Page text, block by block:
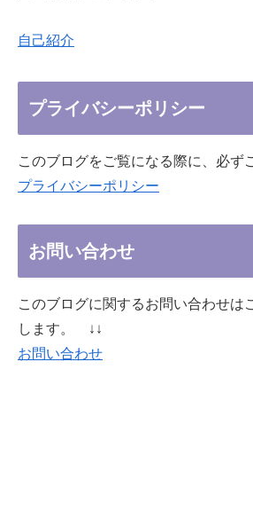
自己紹介
プライバシーポリシー
このブログをご覧になる際に、必
プライバシーポリシー
お問い合わせ
このブログに関するお問い合わせは
します。 ↓↓
お問い合わせ